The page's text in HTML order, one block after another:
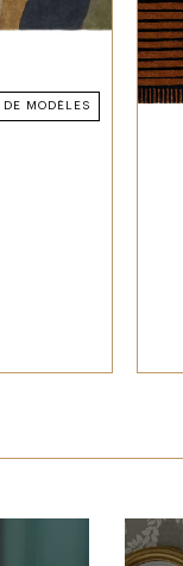
DE MODÈLES